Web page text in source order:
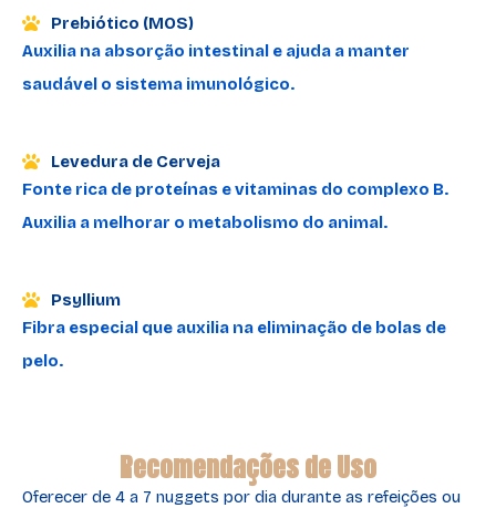
Prebiótico (MOS)
Auxilia na absorção intestinal e ajuda a manter
saudável o sistema imunológico.
Levedura de Cerveja
Fonte rica de proteínas e vitaminas do complexo B.
Auxilia a melhorar o metabolismo do animal.
Psyllium
Fibra especial que auxilia na eliminação de bolas de
pelo.
Recomendações de Uso
Oferecer de 4 a 7 nuggets por dia durante as refeições ou